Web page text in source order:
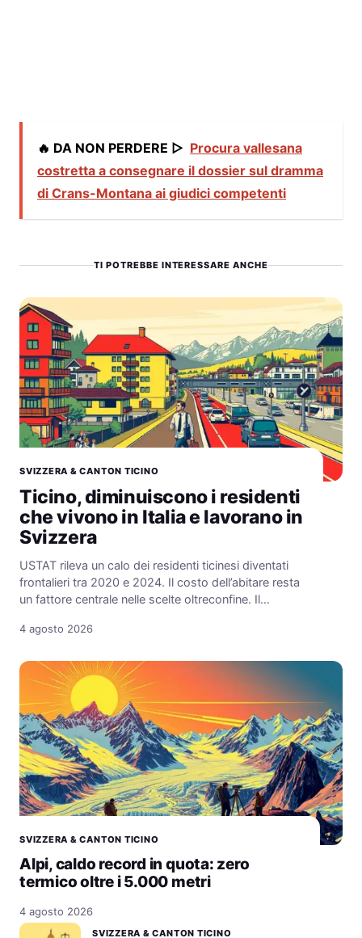
🔥 DA NON PERDERE ▷ Procura vallesana
costretta a consegnare il dossier sul dramma
di Crans-Montana ai giudici competenti
TI POTREBBE INTERESSARE ANCHE
SVIZZERA & CANTON TICINO
Ticino, diminuiscono i residenti
che vivono in Italia e lavorano in
Svizzera
USTAT rileva un calo dei residenti ticinesi diventati
frontalieri tra 2020 e 2024. Il costo dell’abitare resta
un fattore centrale nelle scelte oltreconfine. Il…
4 agosto 2026
SVIZZERA & CANTON TICINO
Alpi, caldo record in quota: zero
termico oltre i 5.000 metri
4 agosto 2026
SVIZZERA & CANTON TICINO